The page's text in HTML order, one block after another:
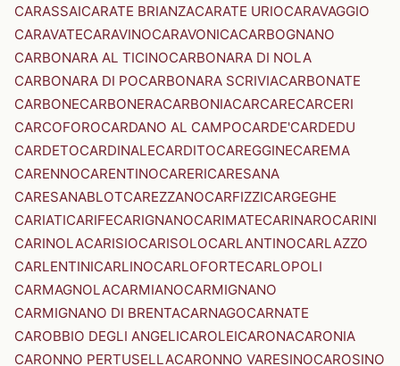
CARASSAICARATE BRIANZACARATE URIOCARAVAGGIO
CARAVATECARAVINOCARAVONICACARBOGNANO
CARBONARA AL TICINOCARBONARA DI NOLA
CARBONARA DI POCARBONARA SCRIVIACARBONATE
CARBONECARBONERACARBONIACARCARECARCERI
CARCOFOROCARDANO AL CAMPOCARDE'CARDEDU
CARDETOCARDINALECARDITOCAREGGINECAREMA
CARENNOCARENTINOCARERICARESANA
CARESANABLOTCAREZZANOCARFIZZICARGEGHE
CARIATICARIFECARIGNANOCARIMATECARINAROCARINI
CARINOLACARISIOCARISOLOCARLANTINOCARLAZZO
CARLENTINICARLINOCARLOFORTECARLOPOLI
CARMAGNOLACARMIANOCARMIGNANO
CARMIGNANO DI BRENTACARNAGOCARNATE
CAROBBIO DEGLI ANGELICAROLEICARONACARONIA
CARONNO PERTUSELLACARONNO VARESINOCAROSINO